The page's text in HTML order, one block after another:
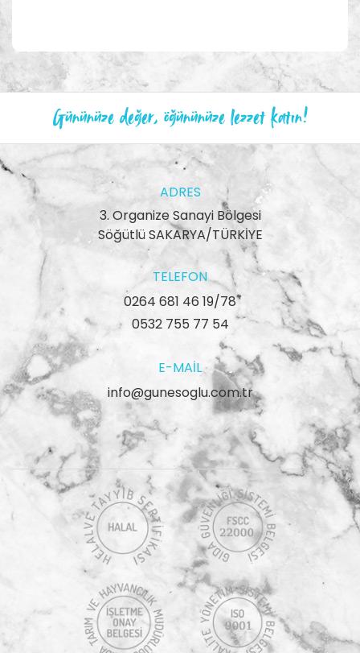
Gününüze değer, öğününüze lezzet katın!
ADRES
3. Organize Sanayi Bölgesi
Söğütlü SAKARYA/TÜRKİYE
TELEFON
0264 681 46 19/78
0532 755 77 54
E-MAIL
info@gunesoglu.com.tr